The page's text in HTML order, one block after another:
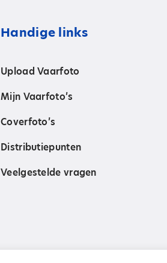
Handige links
Upload Vaarfoto
Mijn Vaarfoto’s
Coverfoto’s
Distributiepunten
Veelgestelde vragen